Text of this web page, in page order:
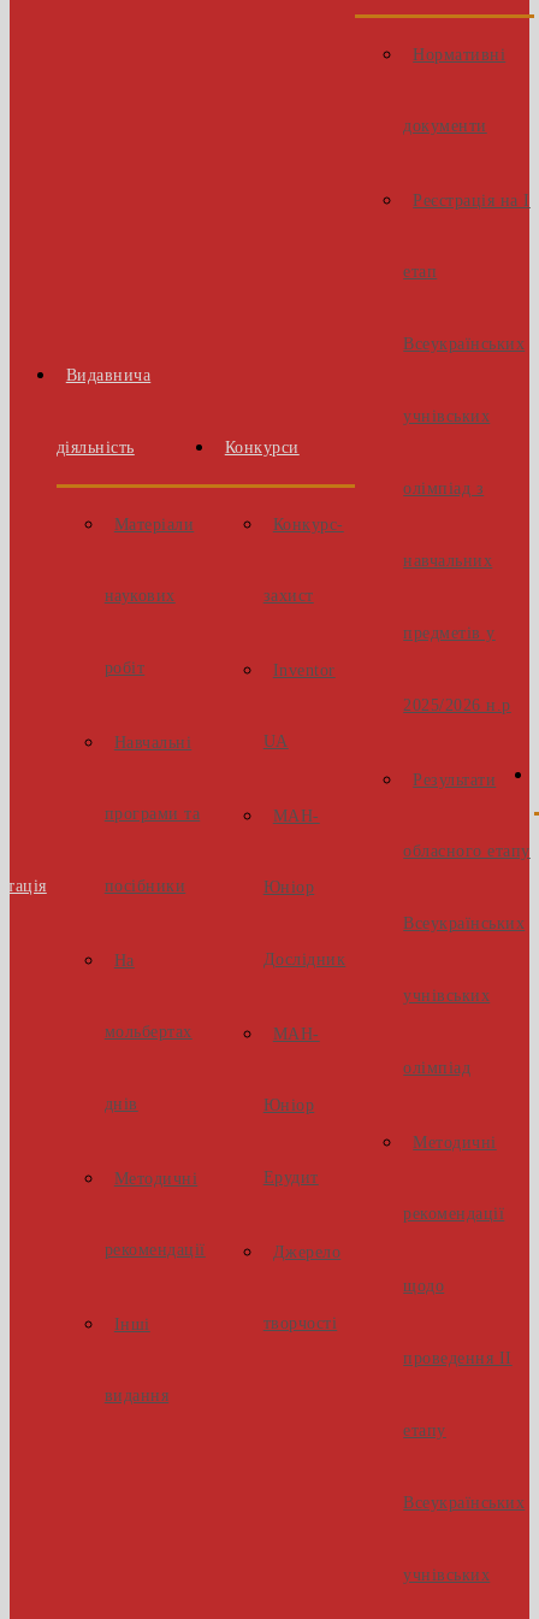
Видавнича
діяльність
Матеріали
наукових
робіт
Навчальні
програми та
посібники
На
мольбертах
днів
Методичні
рекомендації
Інші
видання
Конкурси
Конкурс-
захист
Inventor
UA
МАН-
Юніор
Дослідник
МАН-
Юніор
Ерудит
Джерело
творчості
Нормативні
документи
Реєстрація на І
етап
Всеукраїнських
учнівських
олімпіад з
навчальних
предметів у
2025/2026 н.р
Результати
обласного етапу
Всеукраїнських
учнівських
олімпіад
Методичні
рекомендації
щодо
проведення ІІ
етапу
Всеукраїнських
учнівських